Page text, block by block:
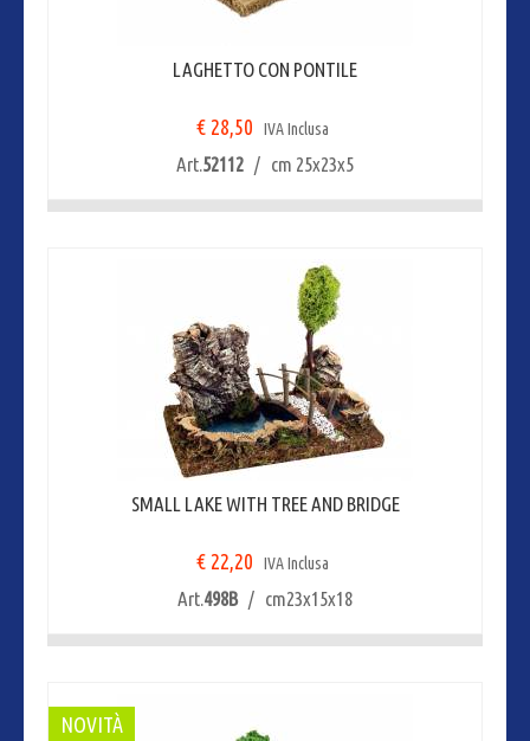
LAGHETTO CON PONTILE
€ 28,50 IVA Inclusa
Art.52112 / cm 25x23x5
SMALL LAKE WITH TREE AND BRIDGE
€ 22,20 IVA Inclusa
Art.498B/ cm23x15x18
NOVITÀ